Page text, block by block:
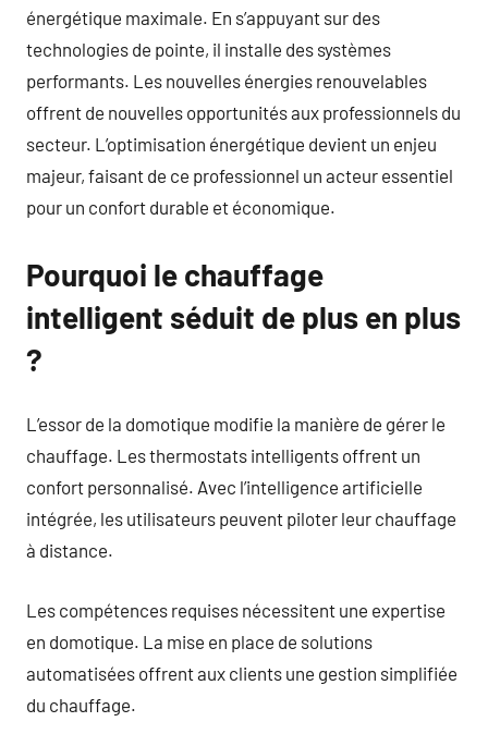
énergétique maximale. En s’appuyant sur des
technologies de pointe, il installe des systèmes
performants. Les nouvelles énergies renouvelables
offrent de nouvelles opportunités aux professionnels du
secteur. L’optimisation énergétique devient un enjeu
majeur, faisant de ce professionnel un acteur essentiel
pour un confort durable et économique.
Pourquoi le chauffage
intelligent séduit de plus en plus
?
L’essor de la domotique modifie la manière de gérer le
chauffage. Les thermostats intelligents offrent un
confort personnalisé. Avec l’intelligence artificielle
intégrée, les utilisateurs peuvent piloter leur chauffage
à distance.
Les compétences requises nécessitent une expertise
en domotique. La mise en place de solutions
automatisées offrent aux clients une gestion simplifiée
du chauffage.